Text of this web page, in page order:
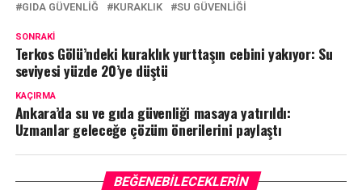
GIDA GÜVENLIĞ
KURAKLIK SU GÜVENLIĞI
SONRAKI
Terkos Gölü’ndeki kuraklık yurttaşın cebini yakıyor: Su
seviyesi yüzde 20’ye düştü
KAÇIRMA
Ankara’da su ve gıda güvenliği masaya yatırıldı:
Uzmanlar geleceğe çözüm önerilerini paylaştı
BEĞENEBILECEKLERIN